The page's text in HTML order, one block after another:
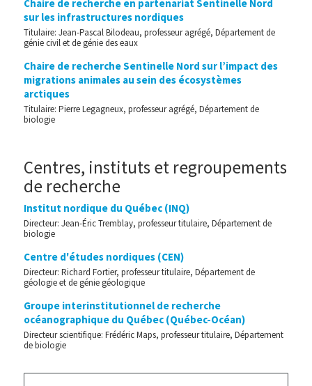
Chaire de recherche en partenariat Sentinelle Nord
sur les infrastructures nordiques
Titulaire: Jean-Pascal Bilodeau, professeur agrégé, Département de
génie civil et de génie des eaux
Chaire de recherche Sentinelle Nord sur l’impact des
migrations animales au sein des écosystèmes
arctiques
Titulaire: Pierre Legagneux, professeur agrégé, Département de
biologie
Centres, instituts et regroupements
de recherche
Institut nordique du Québec (INQ)
Directeur: Jean-Éric Tremblay, professeur titulaire, Département de
biologie
Centre d'études nordiques (CEN)
Directeur: Richard Fortier, professeur titulaire, Département de
géologie et de génie géologique
Groupe interinstitutionnel de recherche
océanographique du Québec (Québec-Océan)
Directeur scientifique: Frédéric Maps, professeur titulaire, Département
de biologie